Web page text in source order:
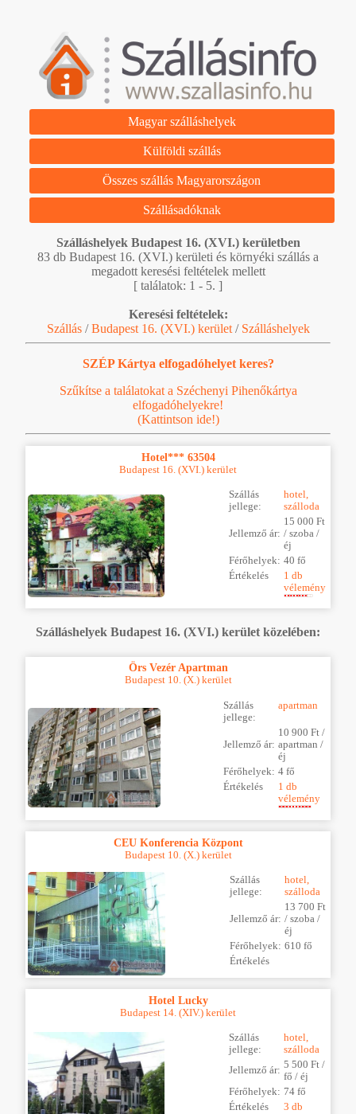
Magyar szálláshelyek
Külföldi szállás
Összes szállás Magyarországon
Szállásadóknak
Szálláshelyek Budapest 16. (XVI.) kerületben
83 db Budapest 16. (XVI.) kerületi és környéki szállás a
megadott keresési feltételek mellett
[ találatok: 1 - 5. ]
Keresési feltételek:
Szállás/Budapest 16. (XVI.) kerület/ Szálláshelyek
SZÉP Kártya elfogadóhelyet keres?
Szűkítse a találatokat a Széchenyi Pihenőkártya
elfogadóhelyekre!
(Kattintson ide!)
Hotel*** 63504
Budapest 16. (XVI.) kerület
Szállás
jellege:
hotel,
szálloda
Jellemző ár:
15 000 Ft
/ szoba /
éj
Férőhelyek: 40 fő
Értékelés
1 db
vélemény
Szálláshelyek Budapest 16. (XVI.) kerület közelében:
Örs Vezér Apartman
Budapest 10. (X.) kerület
Szállás
jellege:
apartman
Jellemző ár:
10 900 Ft /
apartman /
éj
Férőhelyek: 4 fő
Értékelés
1 db
vélemény
CEU Konferencia Központ
Budapest 10. (X.) kerület
Szállás
jellege:
hotel,
szálloda
Jellemző ár:
13 700 Ft
/ szoba /
éj
Férőhelyek: 610 fő
Értékelés
Hotel Lucky
Budapest 14. (XIV.) kerület
Szállás
jellege:
hotel,
szálloda
Jellemző ár: 5 500 Ft /
fő / éj
Férőhelyek: 74 fő
Értékelés
3 db